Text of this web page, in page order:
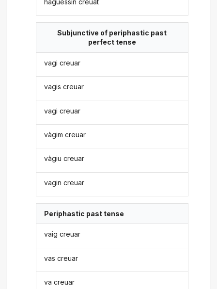
haguessin creuat
Subjunctive of periphastic past
perfect tense
vagi creuar
vagis creuar
vagi creuar
vàgim creuar
vàgiu creuar
vagin creuar
Periphastic past tense
vaig creuar
vas creuar
va creuar